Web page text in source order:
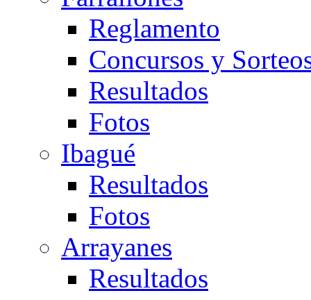
Reglamento
Concursos y
Resultados
Fotos
Ibagué
Resultados
Fotos
Arrayanes
Resultados